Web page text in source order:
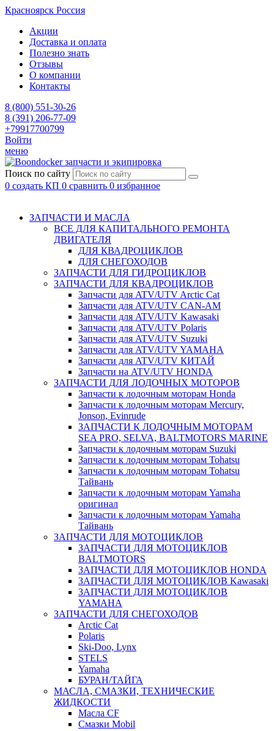
Красноярск Россия
Акции
Доставка и оплата
Полезно знать
Отзывы
О компании
Контакты
8 (800) 551-30-26
8 (391) 206-77-09
+79917700799
Войти
меню
запчасти и экипировка
Поиск по сайту
0 создать КП 0 сравнить 0 избранное
ЗАПЧАСТИ И МАСЛА
ВСЕ ДЛЯ КАПИТАЛЬНОГО РЕМОНТА
ДВИГАТЕЛЯ
ДЛЯ КВАДРОЦИКЛОВ
ДЛЯ СНЕГОХОДОВ
ЗАПЧАСТИ ДЛЯ ГИДРОЦИКЛОВ
ЗАПЧАСТИ ДЛЯ КВАДРОЦИКЛОВ
Запчасти для ATV/UTV Arctic Cat
Запчасти для ATV/UTV CAN-AM
Запчасти для ATV/UTV Kawasaki
Запчасти для ATV/UTV Polaris
Запчасти для ATV/UTV Suzuki
Запчасти для ATV/UTV YAMAHA
Запчасти для ATV/UTV КИТАЙ
Запчасти на ATV/UTV HONDA
ЗАПЧАСТИ ДЛЯ ЛОДОЧНЫХ МОТОРОВ
Запчасти к лодочным моторам Honda
Запчасти к лодочным моторам Mercury,
Jonson, Evinrude
ЗАПЧАСТИ К ЛОДОЧНЫМ МОТОРАМ
SEA PRO, SELVA, BALTMOTORS MARINE
Запчасти к лодочным моторам Suzuki
Запчасти к лодочным моторам Tohatsu
Запчасти к лодочным моторам Tohatsu
Тайвань
Запчасти к лодочным моторам Yamaha
оригинал
Запчасти к лодочным моторам Yamaha
Тайвань
ЗАПЧАСТИ ДЛЯ МОТОЦИКЛОВ
ЗАПЧАСТИ ДЛЯ МОТОЦИКЛОВ
BALTMOTORS
ЗАПЧАСТИ ДЛЯ МОТОЦИКЛОВ HONDA
ЗАПЧАСТИ ДЛЯ МОТОЦИКЛОВ Kawasaki
ЗАПЧАСТИ ДЛЯ МОТОЦИКЛОВ
YAMAHA
ЗАПЧАСТИ ДЛЯ СНЕГОХОДОВ
Arctic Cat
Polaris
Ski-Doo, Lynx
STELS
Yamaha
БУРАН/ТАЙГА
МАСЛА, СМАЗКИ, ТЕХНИЧЕСКИЕ
ЖИДКОСТИ
Масла CF
Смазки Mobil